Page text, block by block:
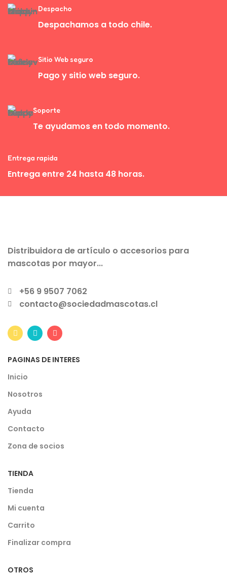
Despacho
Despachamos a todo chile.
Sitio Web seguro
Pago y sitio web seguro.
Soporte
Te ayudamos en todo momento.
Entrega rapida
Entrega entre 24 hasta 48 horas.
Distribuidora de artículo o accesorios para
mascotas por mayor...
+56 9 9507 7062
contacto@sociedadmascotas.cl
PAGINAS DE INTERES
Inicio
Nosotros
Ayuda
Contacto
Zona de socios
TIENDA
Tienda
Mi cuenta
Carrito
Finalizar compra
OTROS